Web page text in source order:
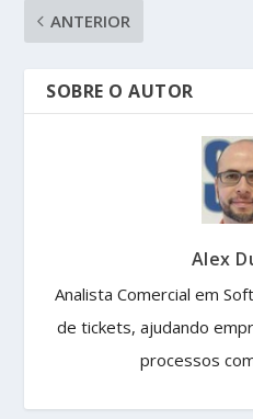
ANTERIOR
SOBRE O AUTOR
Alex
Analista Comercial em
de tickets, ajudando
processos